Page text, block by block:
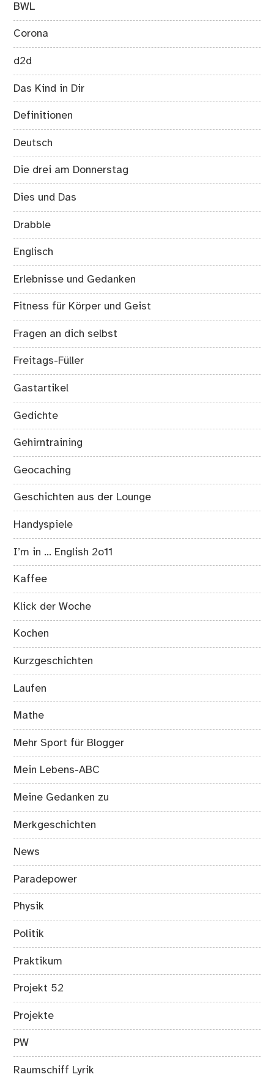
BWL
Corona
d2d
Das Kind in Dir
Definitionen
Deutsch
Die drei am Donnerstag
Dies und Das
Drabble
Englisch
Erlebnisse und Gedanken
Fitness für Körper und Geist
Fragen an dich selbst
Freitags-Füller
Gastartikel
Gedichte
Gehirntraining
Geocaching
Geschichten aus der Lounge
Handyspiele
I’m in … English 2o11
Kaffee
Klick der Woche
Kochen
Kurzgeschichten
Laufen
Mathe
Mehr Sport für Blogger
Mein Lebens-ABC
Meine Gedanken zu
Merkgeschichten
News
Paradepower
Physik
Politik
Praktikum
Projekt 52
Projekte
PW
Raumschiff Lyrik